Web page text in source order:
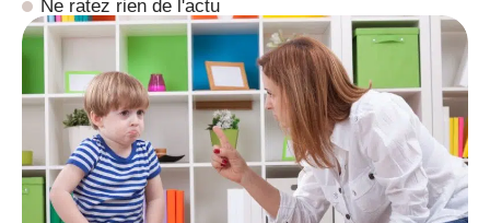
Ne ratez rien de l'actu